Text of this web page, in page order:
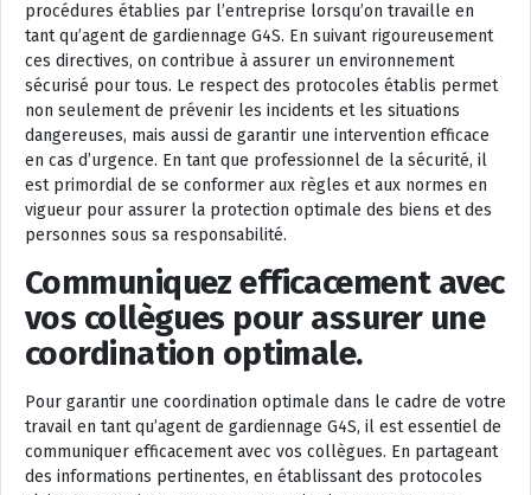
procédures établies par l’entreprise lorsqu’on travaille en
tant qu’agent de gardiennage G4S. En suivant rigoureusement
ces directives, on contribue à assurer un environnement
sécurisé pour tous. Le respect des protocoles établis permet
non seulement de prévenir les incidents et les situations
dangereuses, mais aussi de garantir une intervention efficace
en cas d’urgence. En tant que professionnel de la sécurité, il
est primordial de se conformer aux règles et aux normes en
vigueur pour assurer la protection optimale des biens et des
personnes sous sa responsabilité.
Communiquez efficacement avec
vos collègues pour assurer une
coordination optimale.
Pour garantir une coordination optimale dans le cadre de votre
travail en tant qu’agent de gardiennage G4S, il est essentiel de
communiquer efficacement avec vos collègues. En partageant
des informations pertinentes, en établissant des protocoles